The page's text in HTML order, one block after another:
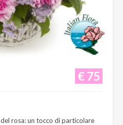
€ 75
rosa: un tocco di particolare